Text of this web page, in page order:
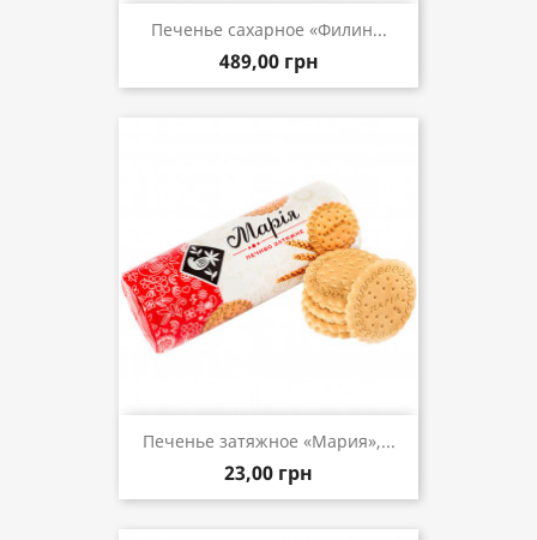
Печенье сахарное «Филин...
489,00 грн
Печенье затяжное «Мария»,...
23,00 грн